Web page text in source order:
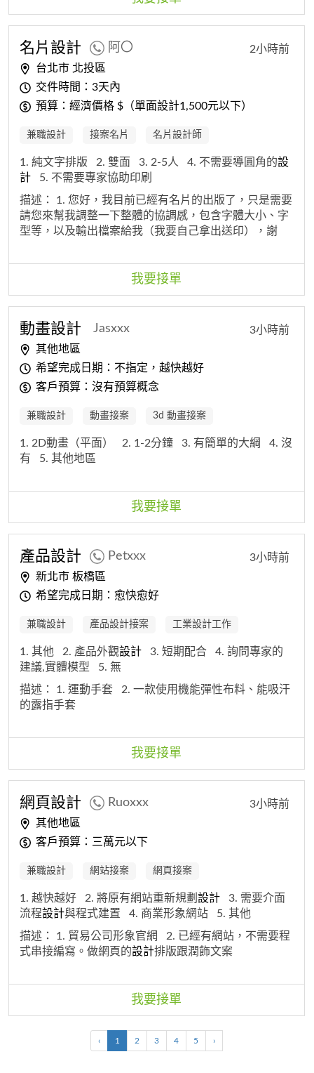
名片 設計 阿〇
台北市 北投區
交件時間：3天內
預算：經濟價格 $（單面設計1,500元以下）
2小時前
兼職設計 接案名片 名片設計師
1. 純文字排版 2. 雙面 3. 2-5人 4. 不需要導圓角的設
計
5. 不需要專家協助印刷
描述： 1. 您好，我目前已經有名片的出版了，只是需要
請您來幫我調整一下整體的協調感，包含字體大小、字
型等，以及輸出檔案給我（我要自己拿出送印），謝
我要接單
動畫設計 Jasxxx
其他地區
希望完成日期：不指定，越快越好
客戶預算：沒有預算概念
3小時前
兼職設計 動畫接案 3d 動畫接案
1. 2D動畫（平面） 2. 1-2分鐘 3. 有簡單的大綱
4. 沒
有
5. 其他地區
我要接單
產品設計 Petxxx
新北市 板橋區
希望完成日期：愈快愈好
3小時前
兼職設計 產品設計接案 工業設計工作
1. 其他 2. 產品外觀設計 3. 短期配合
4. 詢問專家的
建議,實體模型
5. 無
描述： 1. 運動手套
2. 一款使用機能彈性布料、能吸汗
的露指手套
我要接單
網頁設計 Ruoxxx
其他地區
客戶預算：三萬元以下
3小時前
兼職設計 網站接案 網頁接案
1. 越快越好 2. 將原有網站重新規劃設計
3. 需要介面
流程設計與程式建置 4. 商業形象網站
5. 其他
描述： 1. 貿易公司形象官網
2. 已經有網站，不需要程
式串接編寫。做網頁的設計排版跟潤飾文案
我要接單
‹ 1 2 3 4 5 ›